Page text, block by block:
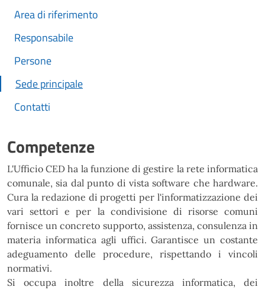
Area di riferimento
Responsabile
Persone
Sede principale
Contatti
Competenze
L'Ufficio CED ha la funzione di gestire la rete informatica
comunale, sia dal punto di vista software che hardware.
Cura la redazione di progetti per l'informatizzazione dei
vari settori e per la condivisione di risorse comuni
fornisce un concreto supporto, assistenza, consulenza in
materia informatica agli uffici. Garantisce un costante
adeguamento delle procedure, rispettando i vincoli
normativi.
Si occupa inoltre della sicurezza informatica, dei